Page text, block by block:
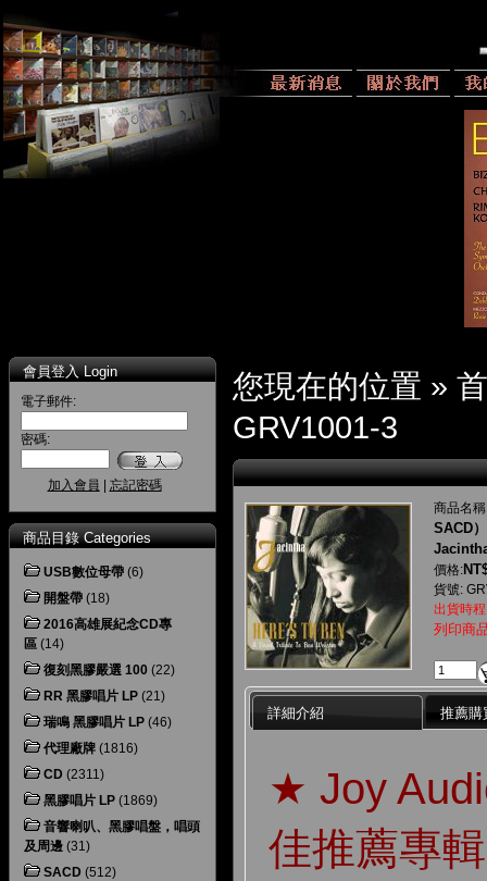
會員登入 Login
電子郵件:
密碼:
加入會員 忘記密碼
商品目錄 Categories
USB數位母帶 (6)
開盤帶 (18)
2016高雄展紀念CD專
區 (14)
復刻黑膠嚴選 100 (22)
RR 黑膠唱片 LP (21)
瑞鳴 黑膠唱片 LP (46)
代理廠牌 (1816)
CD (2311)
黑膠唱片 LP (1869)
音響喇叭、黑膠唱盤，唱頭
及周邊 (31)
SACD (512)
您現在的位置 »
GRV1001-3
商品名
SACD）
價格:
貨號:
出貨時
列印商
詳細介紹 推薦購
★ Joy
佳推薦專